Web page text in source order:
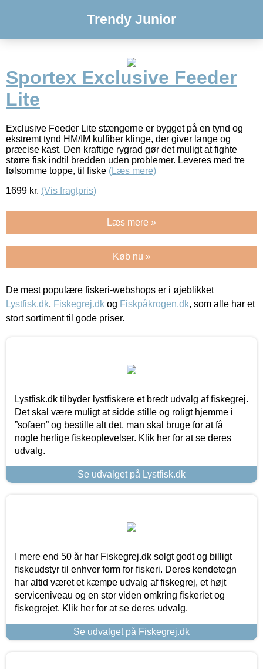
Trendy Junior
Sportex Exclusive Feeder
Lite
Exclusive Feeder Lite stængerne er bygget på en tynd og
ekstremt tynd HM/IM kulfiber klinge, der giver lange og
præcise kast. Den kraftige rygrad gør det muligt at fighte
større fisk indtil bredden uden problemer. Leveres med tre
følsomme toppe, til fiske (Læs mere)
1699 kr. (Vis fragtpris)
Læs mere »
Køb nu »
De mest populære fiskeri-webshops er i øjeblikket
Lystfisk.dk, Fiskegrej.dk og Fiskpåkrogen.dk, som alle har et
stort sortiment til gode priser.
Lystfisk.dk tilbyder lystfiskere et bredt udvalg af fiskegrej.
Det skal være muligt at sidde stille og roligt hjemme i
”sofaen” og bestille alt det, man skal bruge for at få
nogle herlige fiskeoplevelser. Klik her for at se deres
udvalg.
Se udvalget på Lystfisk.dk
I mere end 50 år har Fiskegrej.dk solgt godt og billigt
fiskeudstyr til enhver form for fiskeri. Deres kendetegn
har altid været et kæmpe udvalg af fiskegrej, et højt
serviceniveau og en stor viden omkring fiskeriet og
fiskegrejet. Klik her for at se deres udvalg.
Se udvalget på Fiskegrej.dk